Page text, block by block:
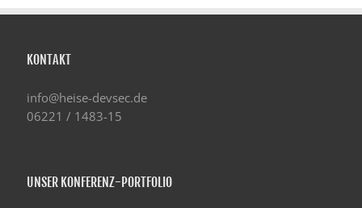
KONTAKT
info@heise-devsec.de
06221 / 1483-15
UNSER KONFERENZ-PORTFOLIO